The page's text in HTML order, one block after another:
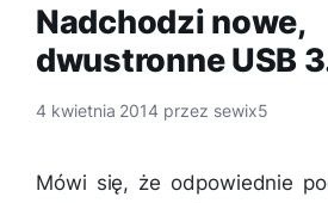
Nadchodzi nowe,
dwustronne USB
4 kwietnia 2014 przez sewix5
Mówi się, że odpowiednie